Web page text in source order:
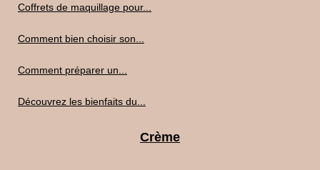
Coffrets de maquillage pour...
Comment bien choisir son...
Comment préparer un...
Découvrez les bienfaits du...
Crème